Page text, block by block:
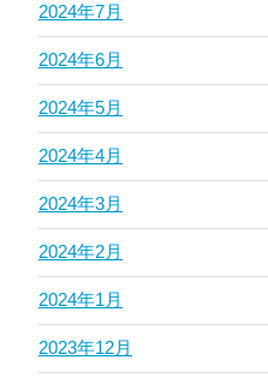
2024年7月
2024年6月
2024年5月
2024年4月
2024年3月
2024年2月
2024年1月
2023年12月